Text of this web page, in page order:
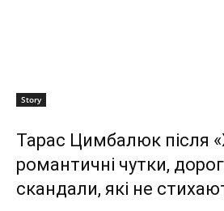
Story
Тарас Цимбалюк після
романтичні чутки,
скандали, які не